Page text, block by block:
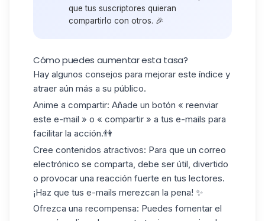
que tus suscriptores quieran
compartirlo con otros. 🎉
Cómo puedes aumentar esta tasa?
Hay algunos consejos para mejorar este índice y
atraer aún más a su público.
Anime a compartir: Añade un botón « reenviar
este e-mail » o « compartir » a tus e-mails para
facilitar la acción.👫
Cree contenidos atractivos: Para que un correo
electrónico se comparta, debe ser útil, divertido
o provocar una reacción fuerte en tus lectores.
¡Haz que tus e-mails merezcan la pena! ✨
Ofrezca una recompensa: Puedes fomentar el